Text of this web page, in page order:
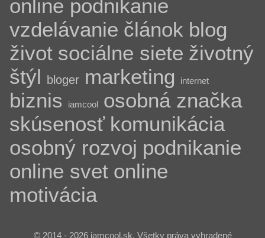
online podnikanie
vzdelávanie článok blog
život sociálne siete životný
štýl
bloger marketing internet
biznis iamcool
osobná značka
skúsenosť komunikácia
osobný rozvoj podnikanie
online svet online
motivácia
© 2014 - 2026 iamcool.sk, Všetky práva vyhradené